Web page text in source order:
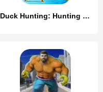
Duck Hunting: Hunting Games